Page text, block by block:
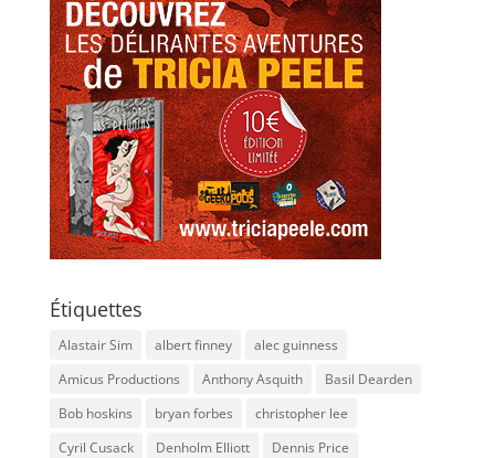
Étiquettes
Alastair Sim albert finney
alec guinness
Amicus Productions
Anthony Asquith
Basil Dearden
Bob hoskins
bryan forbes
christopher lee
Cyril Cusack
Denholm Elliott
Dennis Price